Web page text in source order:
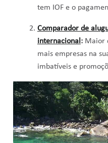
tem IOF e o
Comparador de
internacional : Maior
mais empresas na
imbatíveis e